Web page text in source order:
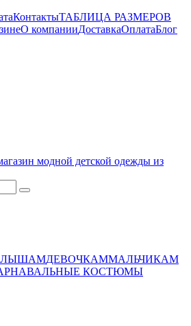
КонтактыТАБЛИЦА РАЗМЕРОВ
О компанииДоставкаОплатаБлог
ДЕВОЧКАММАЛЬЧИКАМ
КОСТЮМЫ